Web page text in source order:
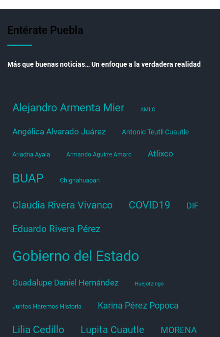
Entérate Puebla
Más que buenas noticias… Un enfoque a la verdadera realidad
Alejandro Armenta Mier AMLO
Angélica Alvarado Juárez Antonio Teutli Cuautle
Ariadna Ayala Armando Aguirre Amaro Atlixco
BUAP Chignahuapan
Claudia Rivera Vivanco COVID19 DIF
Eduardo Rivera Pérez
Gobierno del Estado
Guadalupe Daniel Hernández Huejotzingo
Juntos Haremos Historia Karina Pérez Popoca
Lilia Cedillo Lupita Cuautle MORENA